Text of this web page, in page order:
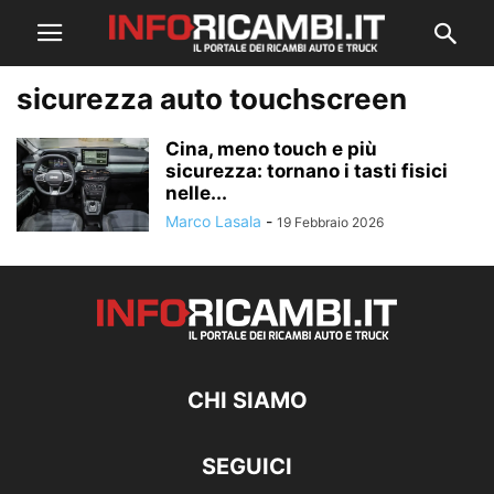
sicurezza auto touchscreen
Cina, meno touch e più
sicurezza: tornano i tasti fisici
nelle...
Marco Lasala - 19 Febbraio 2026
CHI SIAMO
SEGUICI